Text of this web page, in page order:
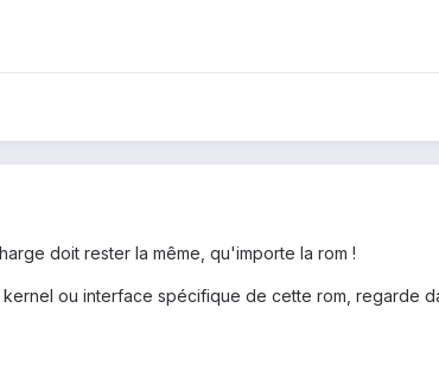
doit rester la même, qu'importe la rom !
ou interface spécifique de cette rom, regarde